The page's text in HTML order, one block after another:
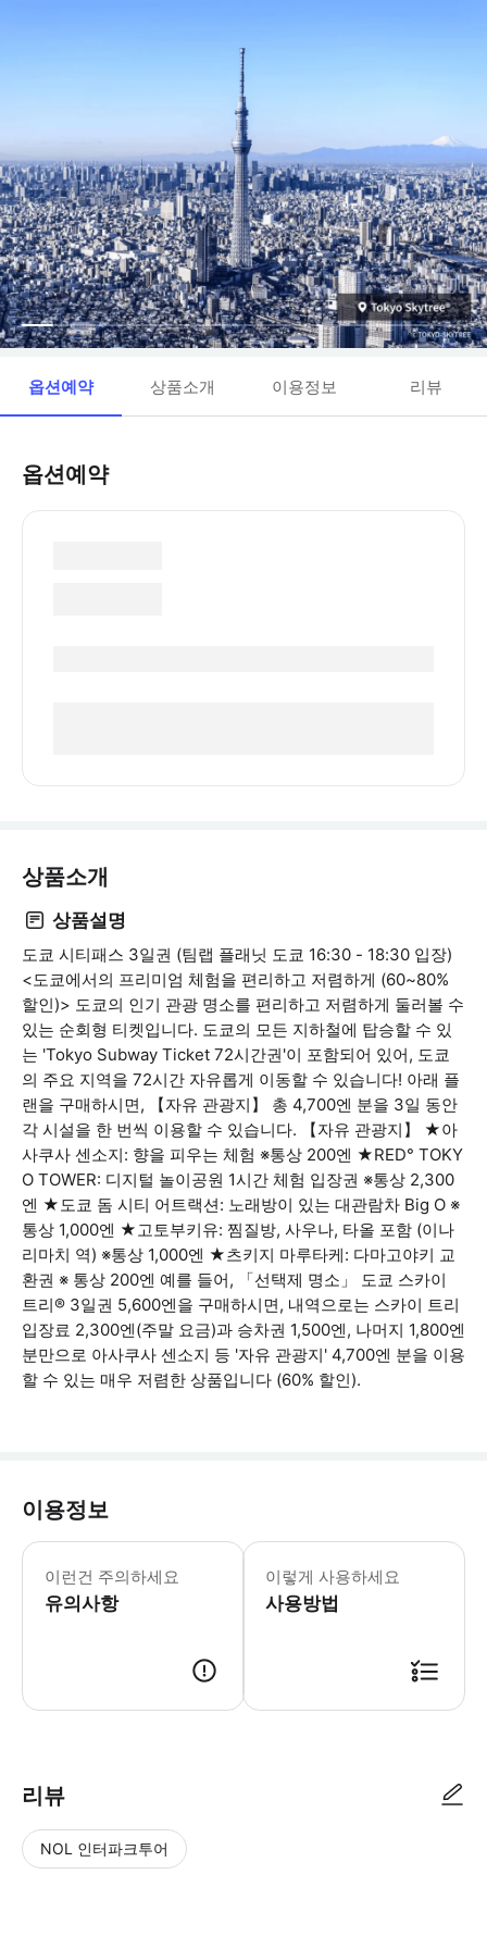
옵션예약 상품소개 이용정보 리뷰
옵션예약
상품소개
상품설명
도쿄 시티패스 3일권 (팀랩 플래닛 도쿄 16:30 - 18:30 입장)
<도쿄에서의 프리미엄 체험을 편리하고 저렴하게 (60~80%
할인)> 도쿄의 인기 관광 명소를 편리하고 저렴하게 둘러볼 수
있는 순회형 티켓입니다. 도쿄의 모든 지하철에 탑승할 수 있
는 'Tokyo Subway Ticket 72시간권'이 포함되어 있어, 도쿄
의 주요 지역을 72시간 자유롭게 이동할 수 있습니다! 아래 플
랜을 구매하시면, 【자유 관광지】 총 4,700엔 분을 3일 동안
각 시설을 한 번씩 이용할 수 있습니다. 【자유 관광지】 ★아
사쿠사 센소지: 향을 피우는 체험 ※통상 200엔 ★RED° TOKY
O TOWER: 디지털 놀이공원 1시간 체험 입장권 ※통상 2,300
엔 ★도쿄 돔 시티 어트랙션: 노래방이 있는 대관람차 Big O ※
통상 1,000엔 ★고토부키유: 찜질방, 사우나, 타올 포함 (이나
리마치 역) ※통상 1,000엔 ★츠키지 마루타케: 다마고야키 교
환권 ※ 통상 200엔 예를 들어, 「선택제 명소」 도쿄 스카이
트리® 3일권 5,600엔을 구매하시면, 내역으로는 스카이 트리
입장료 2,300엔(주말 요금)과 승차권 1,500엔, 나머지 1,800엔
분만으로 아사쿠사 센소지 등 '자유 관광지' 4,700엔 분을 이용
할 수 있는 매우 저렴한 상품입니다 (60% 할인).
이용정보
이런건 주의하세요
유의사항
▶ 영업 정보 * 1월 ~ 12월 * 01:00 ~
▶ 이용 제한 사항 * 【Tokyo
▶ 준비물 * 꼭 준비해야하는 것 바우
이렇게 사용하세요
사용방법
리뷰
NOL 인터파크투어